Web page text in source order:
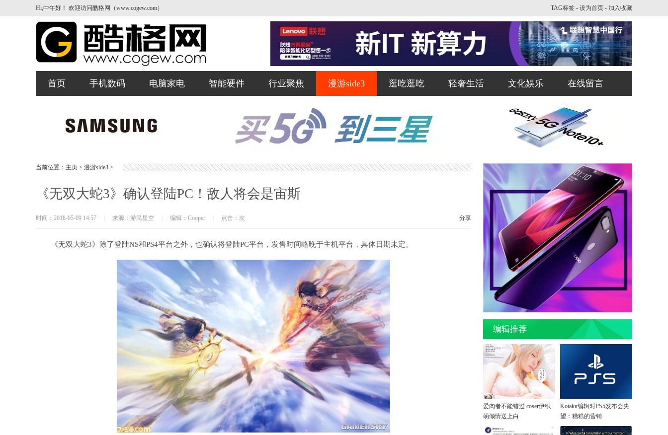
TAG标签 - 设为首页 - 加入收藏
Hi,中午好！ 欢迎访问酷格网（www.cogew.com）
首页 手机数码 电脑家电 智能硬件 行业聚焦 漫游side3 逛吃逛吃 轻奢生活 文化娱乐 在线留言
当前位置： 主页 > 漫游side3 >
《无双大蛇3》确认登陆PC！敌人将会是宙斯
时间：2018-05-09 14:57 来源：游民星空 编辑：Cooper 点击： 次 分享
《无双大蛇3》除了登陆NS和PS4平台之外，也确认将登陆PC平台，发售时间略晚于主机平台，具体日期未定。
编辑推荐
爱肉者不能错过 coser伊织
萌倾情送上白
Kotaku编辑对PS5发布会失
望：糟糕的营销